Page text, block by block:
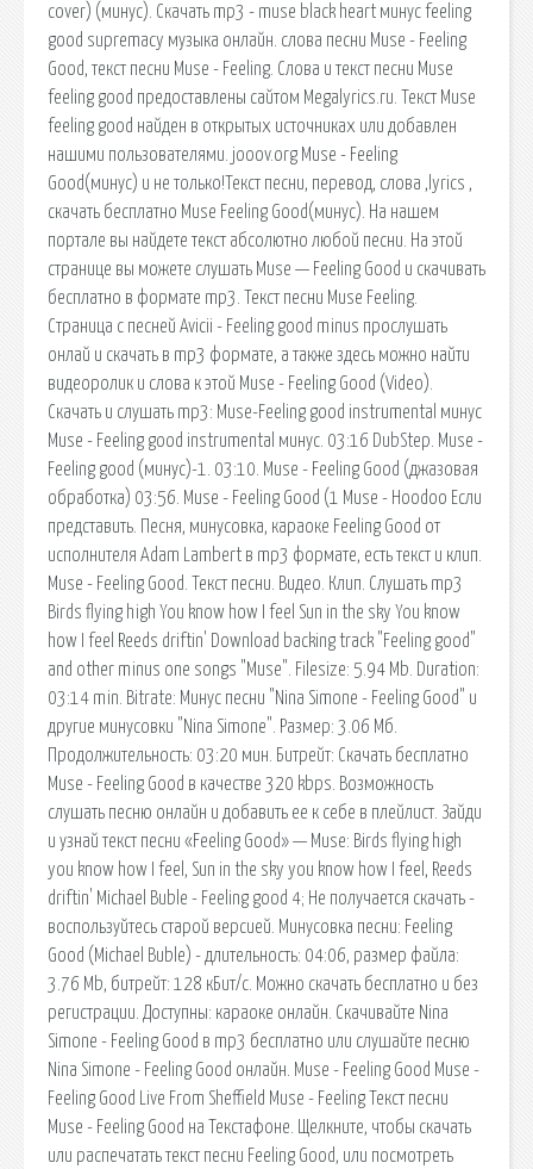
cover) (минус). Скачать mp3 - muse black heart минус feeling
good supremacy музыка онлайн. слова песни Muse - Feeling
Good, текст песни Muse - Feeling. Слова и текст песни Muse
feeling good предоставлены сайтом Megalyrics.ru. Текст Muse
feeling good найден в открытых источниках или добавлен
нашими пользователями. jooov.org Muse - Feeling
Good(минус) и не только!Текст песни, перевод, слова ,lyrics ,
скачать бесплатно Muse Feeling Good(минус). На нашем
портале вы найдете текст абсолютно любой песни. На этой
странице вы можете слушать Muse — Feeling Good и скачивать
бесплатно в формате mp3. Текст песни Muse Feeling.
Страница с песней Avicii - Feeling good minus прослушать
онлай и скачать в mp3 формате, а также здесь можно найти
видеоролик и слова к этой Muse - Feeling Good (Video).
Скачать и слушать mp3: Muse-Feeling good instrumental минус
Muse - Feeling good instrumental минус. 03:16 DubStep. Muse -
Feeling good (минус)-1. 03:10. Muse - Feeling Good (джазовая
обработка) 03:56. Muse - Feeling Good (1 Muse - Hoodoo Если
представить. Песня, минусовка, караоке Feeling Good от
исполнителя Adam Lambert в mp3 формате, есть текст и клип.
Muse - Feeling Good. Текст песни. Видео. Клип. Слушать mp3
Birds flying high You know how I feel Sun in the sky You know
how I feel Reeds driftin' Download backing track "Feeling good"
and other minus one songs "Muse". Filesize: 5.94 Mb. Duration:
03:14 min. Bitrate: Минус песни "Nina Simone - Feeling Good" и
другие минусовки "Nina Simone". Размер: 3.06 Мб.
Продолжительность: 03:20 мин. Битрейт: Скачать бесплатно
Muse - Feeling Good в качестве 320 kbps. Возможность
слушать песню онлайн и добавить ее к себе в плейлист. Зайди
и узнай текст песни «Feeling Good» — Muse: Birds flying high
you know how I feel, Sun in the sky you know how I feel, Reeds
driftin' Michael Buble - Feeling good 4; Не получается скачать -
воспользуйтесь старой версией. Минусовка песни: Feeling
Good (Michael Buble) - длительность: 04:06, размер файла:
3.76 Mb, битрейт: 128 кБит/с. Можно скачать бесплатно и без
регистрации. Доступны: караоке онлайн. Скачивайте Nina
Simone - Feeling Good в mp3 бесплатно или слушайте песню
Nina Simone - Feeling Good онлайн. Muse - Feeling Good Muse -
Feeling Good Live From Sheffield Muse - Feeling Текст песни
Muse - Feeling Good на Текстафоне. Щелкните, чтобы скачать
или распечатать текст песни Feeling Good, или посмотреть